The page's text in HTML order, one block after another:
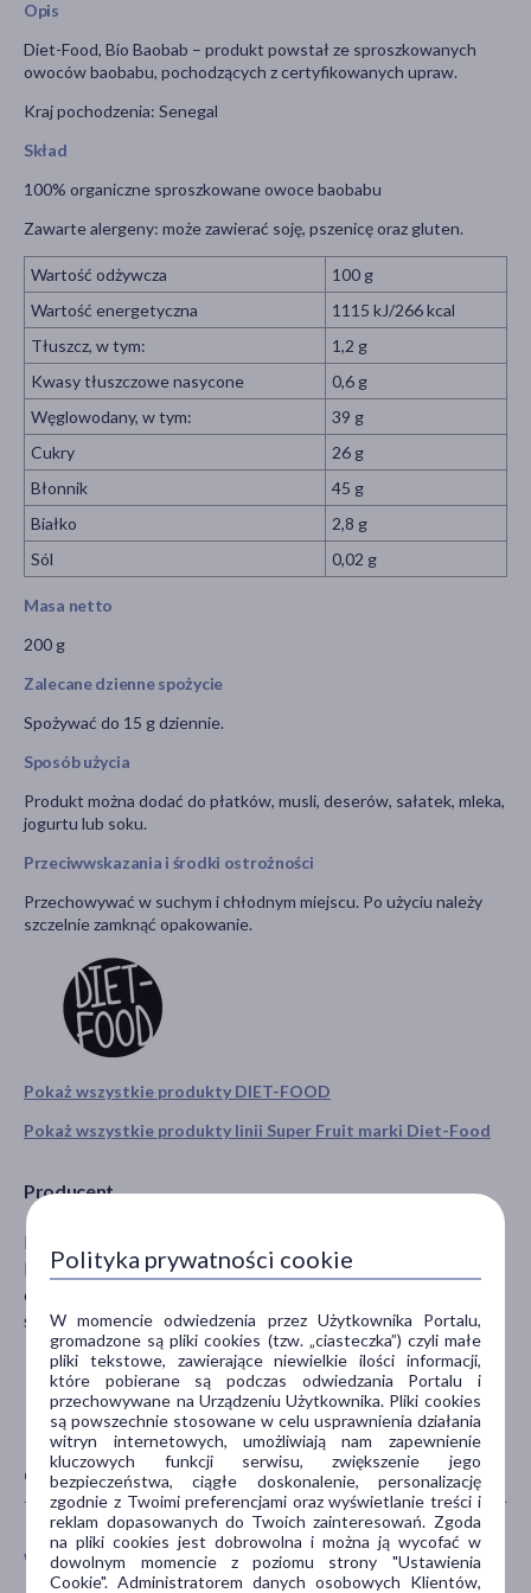
Pokaż wszystkie produkty DIET-FOOD
Pokaż wszystkie produkty linii Super Fruit marki Diet-Food
Producent
MIPAMA E.Z. Szafarz Sp.j.
Rogatka 14 Z
62-860 Opatówek
sklep@diet-food.pl
Opis
Diet-Food, Bio Baobab – produkt powstał ze sproszkowanych
owoców baobabu, pochodzących z certyfikowanych upraw.
Kraj pochodzenia: Senegal
Skład
100% organiczne sproszkowane owoce baobabu
Zawarte alergeny: może zawierać soję, pszenicę oraz gluten.
Wartość odżywcza
100 g
Wartość energetyczna
1115 kJ/266 kcal
Tłuszcz, w tym:
1,2 g
Kwasy tłuszczowe nasycone
0,6 g
Węglowodany, w tym:
39 g
Cukry
26 g
Błonnik
45 g
Białko
2,8 g
Sól
0,02 g
Masa netto
200 g
Zalecane dzienne spożycie
Spożywać do 15 g dziennie.
Sposób użycia
Produkt można dodać do płatków, musli, deserów, sałatek, mleka,
jogurtu lub soku.
Przeciwwskazania i środki ostrożności
Przechowywać w suchym i chłodnym miejscu. Po użyciu należy
szczelnie zamknąć opakowanie.
CECHY PRODUKTU
WIEK TYP PRODUKTU
Polityka prywatności cookie
W momencie odwiedzenia przez Użytkownika Portalu,
gromadzone są pliki cookies (tzw. „ciasteczka”) czyli małe
pliki tekstowe, zawierające niewielkie ilości informacji,
które pobierane są podczas odwiedzania Portalu i
przechowywane na Urządzeniu Użytkownika. Pliki cookies
są powszechnie stosowane w celu usprawnienia działania
witryn internetowych, umożliwiają nam zapewnienie
kluczowych funkcji serwisu, zwiększenie jego
bezpieczeństwa, ciągłe doskonalenie, personalizację
zgodnie z Twoimi preferencjami oraz wyświetlanie treści i
reklam dopasowanych do Twoich zainteresowań. Zgoda
na pliki cookies jest dobrowolna i można ją wycofać w
dowolnym momencie z poziomu strony "Ustawienia
Cookie". Administratorem danych osobowych Klientów,